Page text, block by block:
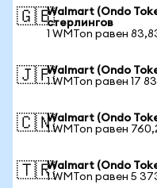
🇬🇧Walmart (Ondo
стерлингов
1 WMTon равен
🇯🇵Walmart (Ondo
1 WMTon равен 17
🇨🇳Walmart (Ondo
1 WMTon равен
🇹🇷Walmart (Ondo
1 WMTon равен 5